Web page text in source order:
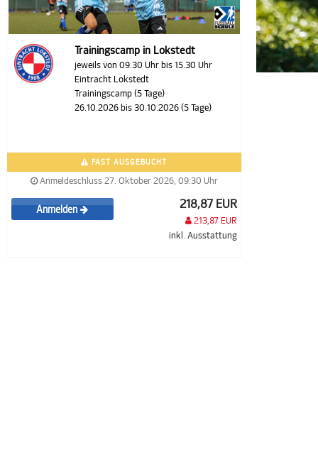
Trainingscamp in Lokstedt
jeweils von 09.30 Uhr bis 15.30 Uhr
Eintracht Lokstedt
Trainingscamp (5 Tage)
26.10.2026 bis 30.10.2026 (5 Tage)
FAST AUSGEBUCHT
Anmeldeschluss 27. Oktober 2026, 09:30 Uhr
Anmelden 218,87 EUR
213,87 EUR
inkl. Ausstattung